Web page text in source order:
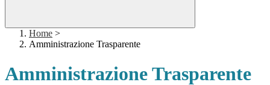
Home >
Amministrazione Trasparente
Amministrazione Trasparente